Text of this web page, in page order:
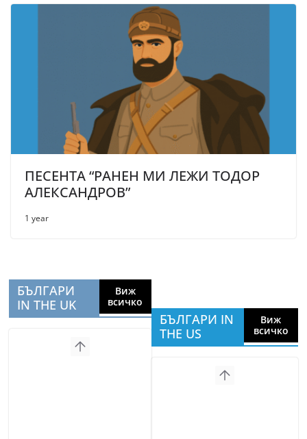
ПЕСЕНТА “РАНЕН МИ ЛЕЖИ ТОДОР
АЛЕКСАНДРОВ”
1 year
БЪЛГАРИ
IN THE UK
Виж
всичко
БЪЛГАРИ IN
THE US
Виж
всичко